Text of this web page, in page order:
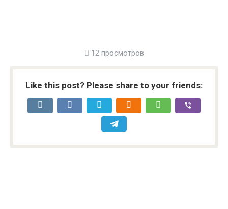
12 просмотров
Like this post? Please share to your friends: